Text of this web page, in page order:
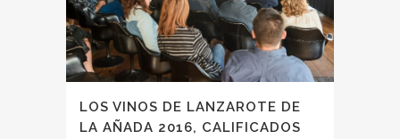
LOS VINOS DE LANZAROTE DE
LA AÑADA 2016, CALIFICADOS